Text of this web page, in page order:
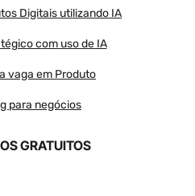
Digitais utilizando IA
com uso de IA
vaga em Produto
para negócios
GRATUITOS